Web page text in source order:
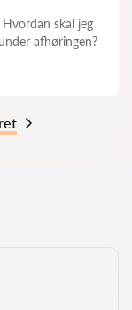
skal jeg
afhøringen?